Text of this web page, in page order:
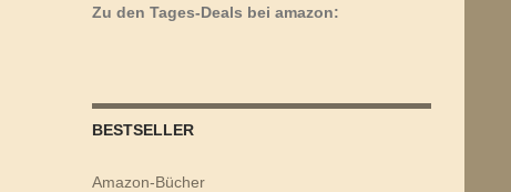
Zu den Tages-Deals bei amazon:
BESTSELLER
Amazon-Bücher